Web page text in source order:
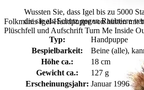
Folkmanis Igel-Handpuppe von hinten mit
Plüschfell und Aufschrift Turn Me Inside
Wussten Sie, dass Igel bis zu 5000
die sie als Schutz gegen Raubtiere
Typ:
Handpuppe
Bespielbarkeit:
Beine (alle),
Höhe ca.:
18 cm
Gewicht ca.:
127 g
Erscheinungsjahr: Januar 1996